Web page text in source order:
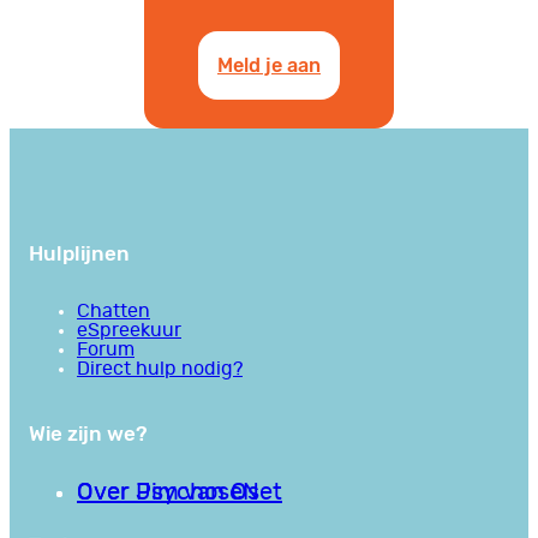
Meld je aan
Hulplijnen
Chatten
eSpreekuur
Forum
Direct hulp nodig?
Wie zijn we?
Over PsychoseNet
Over Jim van Os